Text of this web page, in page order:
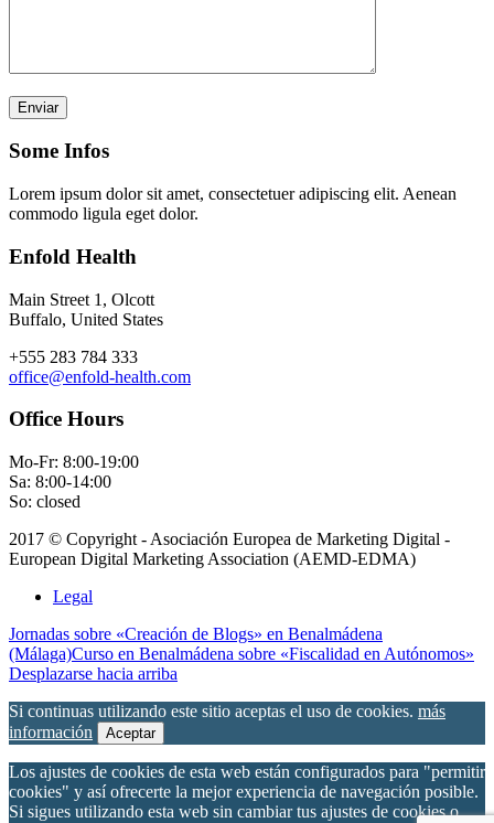
Por favor, deja este campo vacío.
Some Infos
Lorem ipsum dolor sit amet, consectetuer adipiscing elit. Aenean
commodo ligula eget dolor.
Enfold Health
Main Street 1, Olcott
Buffalo, United States
+555 283 784 333
office@enfold-health.com
Office Hours
Mo-Fr: 8:00-19:00
Sa: 8:00-14:00
So: closed
2017 © Copyright - Asociación Europea de Marketing Digital -
European Digital Marketing Association (AEMD-EDMA)
Legal
Jornadas sobre «Creación de Blogs» en Benalmádena
(Málaga)Curso en Benalmádena sobre «Fiscalidad en Autónomos»
Desplazarse hacia arriba
Si continuas utilizando este sitio aceptas el uso de cookies. más
información
Aceptar
Los ajustes de cookies de esta web están configurados para "permitir
cookies" y así ofrecerte la mejor experiencia de navegación posible.
Si sigues utilizando esta web sin cambiar tus ajustes de cookies o